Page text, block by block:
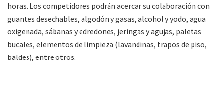
horas. Los competidores podrán acercar su colaboración con
guantes desechables, algodón y gasas, alcohol y yodo, agua
oxigenada, sábanas y edredones, jeringas y agujas, paletas
bucales, elementos de limpieza (lavandinas, trapos de piso,
baldes), entre otros.